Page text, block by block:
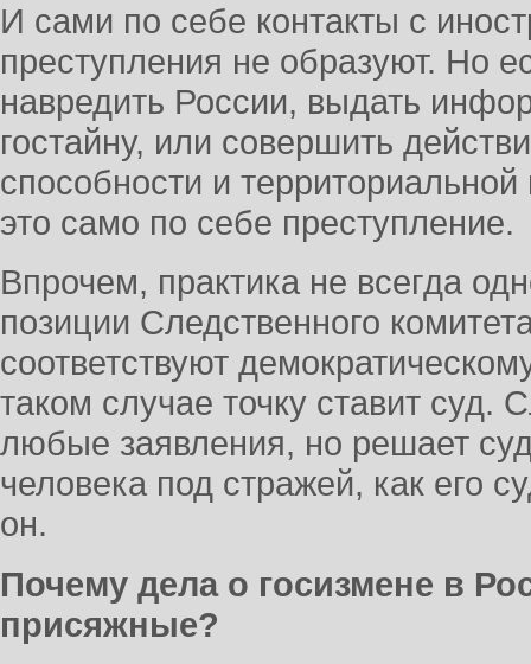
И сами по себе контакты с
преступления не образуют. Но
навредить России, выдать
гостайну, или совершить
способности и
это само по себе преступление.
Впрочем, практика не всегда
позиции Следственного
соответствуют
таком случае точку ставит суд.
любые заявления, но решает
человека под стражей, как его
он.
Почему дела о госизмене в
присяжные?